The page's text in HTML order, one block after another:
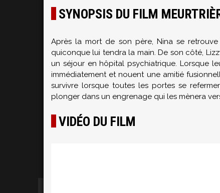
SYNOPSIS DU FILM
Après la mort de son père, Nina se
quiconque lui tendra la main. De son côté,
un séjour en hôpital psychiatrique. Lorsque
immédiatement et nouent une amitié
survivre lorsque toutes les portes se
plonger dans un engrenage qui les mènera
VIDÉO DU FILM